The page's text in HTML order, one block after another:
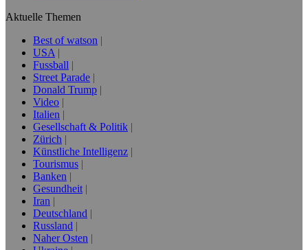
Aktuelle Themen
Best of watson
USA
Fussball
Street Parade
Donald Trump
Video
Italien
Gesellschaft & Politik
Zürich
Künstliche Intelligenz
Tourismus
Banken
Gesundheit
Iran
Deutschland
Russland
Naher Osten